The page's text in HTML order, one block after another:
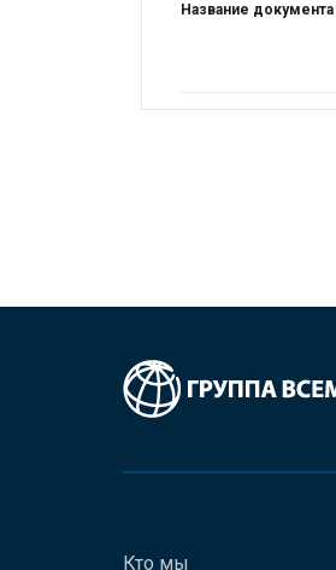
Название документа
Кто мы